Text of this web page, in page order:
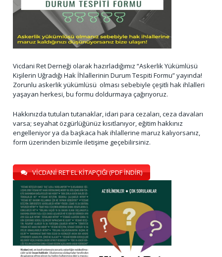
Vicdani Ret Derneği olarak hazırladığımız “Askerlik Yükümlüsü
Kişilerin Uğradığı Hak İhlallerinin Durum Tespiti Formu” yayında!
Zorunlu askerlik yükümlüsü olması sebebiyle çeşitli hak ihlalleri
yaşayan herkesi, bu formu doldurmaya çağırıyoruz.
Hakkınızda tutulan tutanaklar, idari para cezaları, ceza davaları
varsa; seyahat özgürlüğünüz kısıtlanıyor, eğitim hakkınız
engelleniyor ya da başkaca hak ihlallerine maruz kalıyorsanız,
form üzerinden bizimle iletişime geçebilirsiniz.
VİCDANİ RET EL KİTAPÇIĞI (PDF İNDİR)